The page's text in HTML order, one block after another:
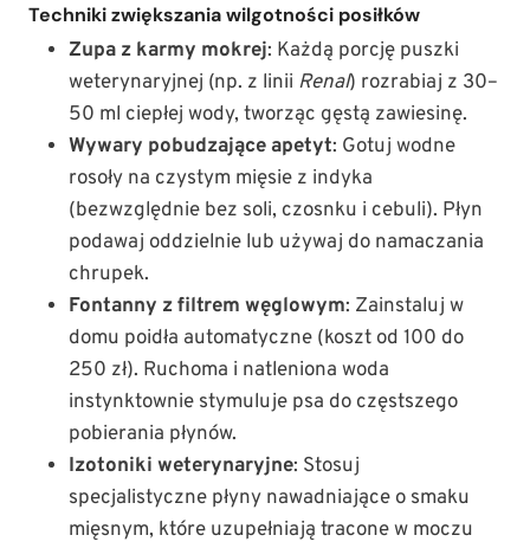
Techniki zwiększania wilgotności posiłków
Zupa z karmy mokrej: Każdą porcję puszki
weterynaryjnej (np. z linii Renal) rozrabiaj z 30–
50 ml ciepłej wody, tworząc gęstą zawiesinę.
Wywary pobudzające apetyt: Gotuj wodne
rosoły na czystym mięsie z indyka
(bezwzględnie bez soli, czosnku i cebuli). Płyn
podawaj oddzielnie lub używaj do namaczania
chrupek.
Fontanny z filtrem węglowym: Zainstaluj w
domu poidła automatyczne (koszt od 100 do
250 zł). Ruchoma i natleniona woda
instynktownie stymuluje psa do częstszego
pobierania płynów.
Izotoniki weterynaryjne: Stosuj
specjalistyczne płyny nawadniające o smaku
mięsnym, które uzupełniają tracone w moczu